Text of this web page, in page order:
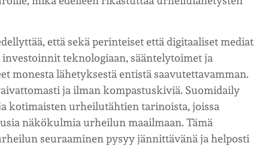
että sekä perinteiset että digitaaliset mediat
teknologiaan, sääntelytoimet ja
monesta lähetyksestä entistä saavutettavamman.
ja ilman kompastuskiviä. Suomidaily
kotimaisten urheilutähtien tarinoista, joissa
näkökulmia urheilun maailmaan. Tämä
seuraaminen pysyy jännittävänä ja helposti